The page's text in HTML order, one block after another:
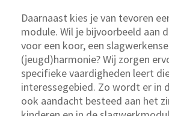
Daarnaast kies je van tevoren
module. Wil je bijvoorbeeld aan
voor een koor, een
(jeugd)harmonie? Wij zorgen
specifieke vaardigheden leert
interessegebied. Zo wordt er in
ook aandacht besteed aan het